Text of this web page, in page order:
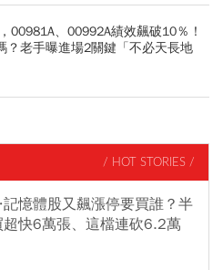
00981A、00992A績效飆破10％！
？老手曝進場2關鍵「不必天長地
/ HOT STORIES /
憶體股又飆漲停要買誰？半
快6萬張、這檔連砍6.2萬